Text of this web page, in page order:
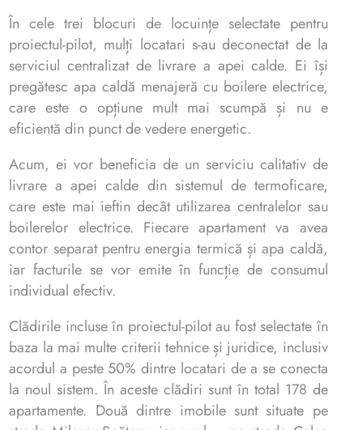
În cele trei blocuri de locuințe selectate pentru
proiectul-pilot, mulți locatari s-au deconectat de la
serviciul centralizat de livrare a apei calde. Ei își
pregătesc apa caldă menajeră cu boilere electrice,
care este o opțiune mult mai scumpă și nu e
eficientă din punct de vedere energetic.
Acum, ei vor beneficia de un serviciu calitativ de
livrare a apei calde din sistemul de termoficare,
care este mai ieftin decât utilizarea centralelor sau
boilerelor electrice. Fiecare apartament va avea
contor separat pentru energia termică și apa caldă,
iar facturile se vor emite în funcție de consumul
individual efectiv.
Clădirile incluse în proiectul-pilot au fost selectate în
baza la mai multe criterii tehnice și juridice, inclusiv
acordul a peste 50% dintre locatari de a se conecta
la noul sistem. În aceste clădiri sunt în total 178 de
apartamente. Două dintre imobile sunt situate pe